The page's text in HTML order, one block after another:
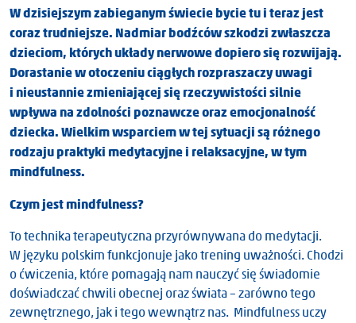
W dzisiejszym zabieganym świecie bycie tu i teraz jest
coraz trudniejsze. Nadmiar bodźców szkodzi zwłaszcza
dzieciom, których układy nerwowe dopiero się rozwijają.
Dorastanie w otoczeniu ciągłych rozpraszaczy uwagi
i nieustannie zmieniającej się rzeczywistości silnie
wpływa na zdolności poznawcze oraz emocjonalność
dziecka. Wielkim wsparciem w tej sytuacji są różnego
rodzaju praktyki medytacyjne i relaksacyjne, w tym
mindfulness.
Czym jest mindfulness?
To technika terapeutyczna przyrównywana do medytacji.
W języku polskim funkcjonuje jako trening uważności. Chodzi
o ćwiczenia, które pomagają nam nauczyć się świadomie
doświadczać chwili obecnej oraz świata – zarówno tego
zewnętrznego, jak i tego wewnątrz nas. Mindfulness uczy